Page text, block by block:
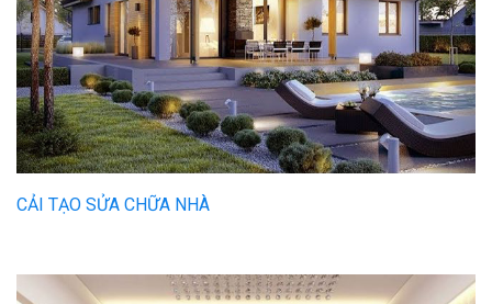
CẢI TẠO SỬA CHỮA NHÀ